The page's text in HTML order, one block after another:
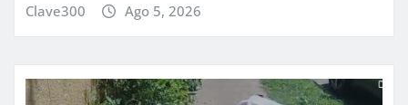
Clave300 Ago 5, 2026